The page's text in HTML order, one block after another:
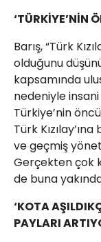
‘TÜRKİYE’NİN
Barış, “Türk
olduğunu
kapsamında
nedeniyle insani
Türkiye’nin
Türk
ve geçmiş
Gerçekten çok
de buna
‘KOTA
PAYLARI